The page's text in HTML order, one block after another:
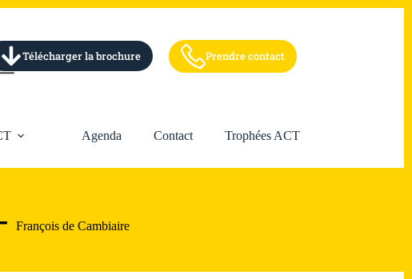
Télécharger la brochure Prendre contact
Agenda Contact Trophées ACT
François de Cambiaire​